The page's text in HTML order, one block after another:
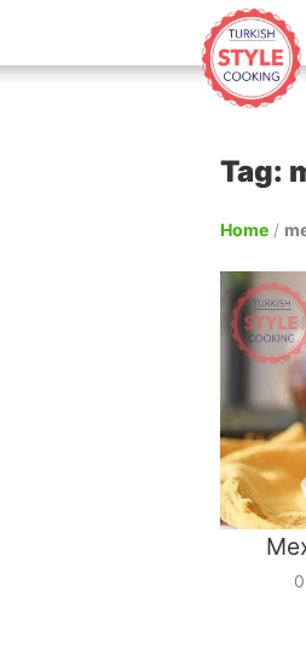
Tag:
Home /